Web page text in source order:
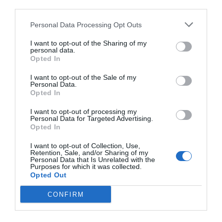
Personal Data Processing Opt Outs
I want to opt-out of the Sharing of my
personal data.
Opted In
I want to opt-out of the Sale of my
Personal Data.
Opted In
I want to opt-out of processing my
Personal Data for Targeted Advertising.
Opted In
I want to opt-out of Collection, Use,
Retention, Sale, and/or Sharing of my
Personal Data that Is Unrelated with the
Purposes for which it was collected.
Opted Out
CONFIRM
En el plano ambiental, la final implicó la
entidades sociales de Bizkaia, así como un
sistema de
movilidad sostenible
con la colaboración deBizkaibus, Metro Bilbao y
Euskotren. Además, el 58,41% de los residuos
recogidos se separaron, principalmente papel y cartón.
Relacionado
San Mamés volverá a acoger la final de la Champions de
La cita también dejó oportunidades de mejora
como elcoste de la estancia
El informe sitúa el evento como unmotor de